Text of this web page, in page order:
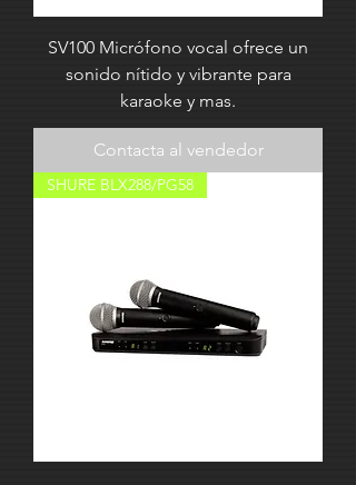
SV100 Micrófono vocal ofrece un
sonido nítido y vibrante para
karaoke y mas.
Contacta al vendedor
SHURE BLX288/PG58